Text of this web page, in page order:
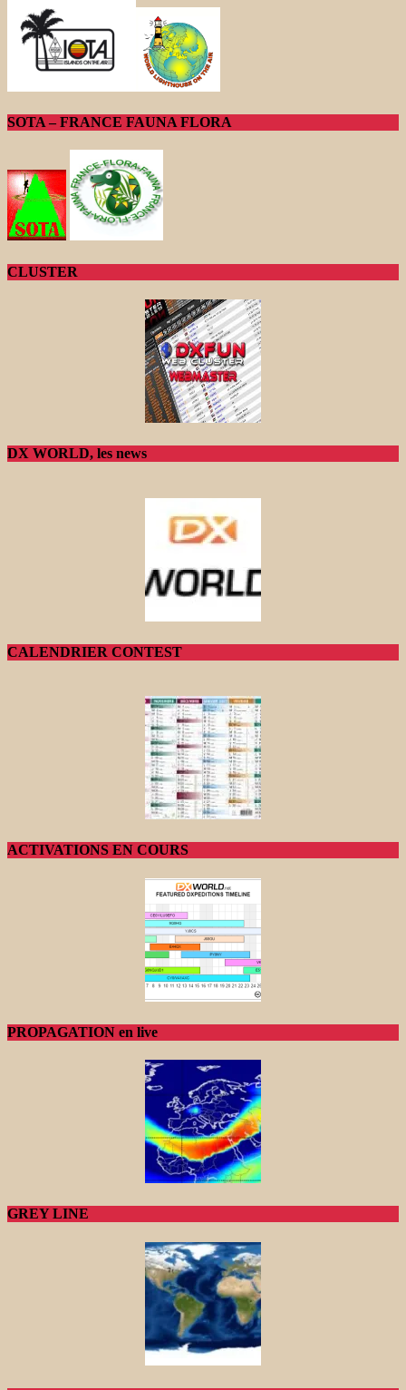
SOTA – FRANCE FAUNA FLORA
CLUSTER
DX WORLD, les news
CALENDRIER CONTEST
ACTIVATIONS EN COURS
PROPAGATION en live
GREY LINE